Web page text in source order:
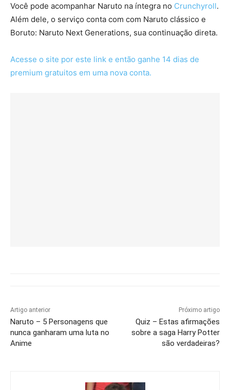
Você pode acompanhar Naruto na íntegra no Crunchyroll.
Além dele, o serviço conta com com Naruto clássico e
Boruto: Naruto Next Generations, sua continuação direta.
Acesse o site por este link e então ganhe 14 dias de
premium gratuitos em uma nova conta.
Artigo anterior
Naruto – 5 Personagens que
nunca ganharam uma luta no
Anime
Próximo artigo
Quiz – Estas afirmações
sobre a saga Harry Potter
são verdadeiras?